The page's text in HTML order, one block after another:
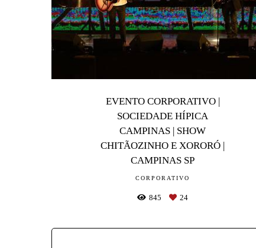
EVENTO CORPORATIVO |
SOCIEDADE HÍPICA
CAMPINAS | SHOW
CHITÃOZINHO E XORORÓ |
CAMPINAS SP
CORPORATIVO
845 24